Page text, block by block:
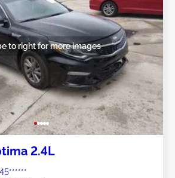
to right for more images
2.4L
45******